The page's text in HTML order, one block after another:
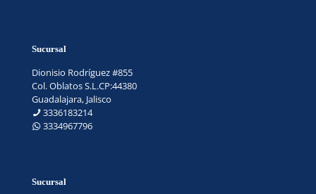
Sucursal
Dionisio Rodríguez #855
Col. Oblatos S.L.CP:44380
Guadalajara, Jalisco
3336183214
3334967796
Sucursal